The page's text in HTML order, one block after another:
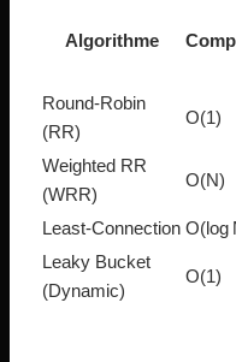
Algorithme
Round‑Robin
(RR)
O(1)
Weighted RR
(WRR)
O(N)
Least‑Connection O(log
Leaky Bucket
(Dynamic)
O(1)